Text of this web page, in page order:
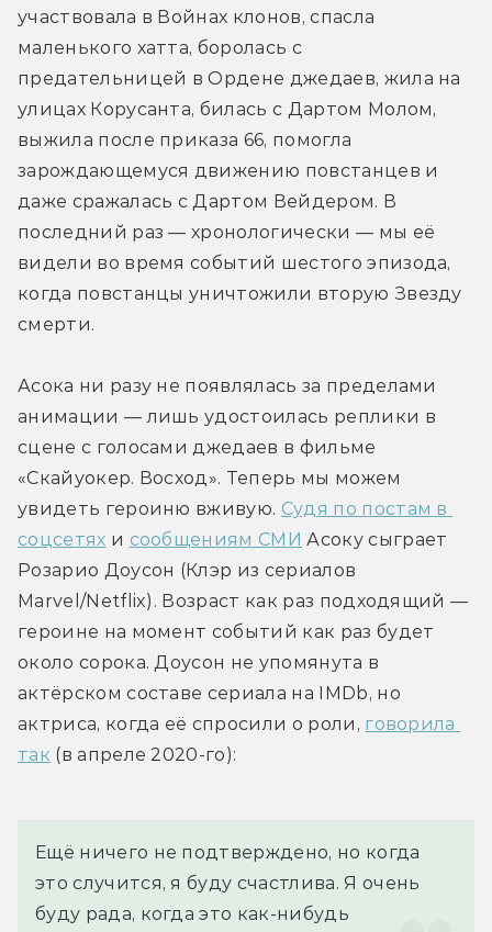
участвовала в Войнах клонов, спасла
маленького хатта, боролась с
предательницей в Ордене джедаев, жила на
улицах Корусанта, билась с Дартом Молом,
выжила после приказа 66, помогла
зарождающемуся движению повстанцев и
даже сражалась с Дартом Вейдером. В
последний раз — хронологически — мы её
видели во время событий шестого эпизода,
когда повстанцы уничтожили вторую Звезду
смерти.
Асока ни разу не появлялась за пределами
анимации — лишь удостоилась реплики в
сцене с голосами джедаев в фильме
«Скайуокер. Восход». Теперь мы можем
увидеть героиню вживую. Судя по постам в
соцсетях и сообщениям СМИ Асоку сыграет
Розарио Доусон (Клэр из сериалов
Marvel/Netflix). Возраст как раз подходящий —
героине на момент событий как раз будет
около сорока. Доусон не упомянута в
актёрском составе сериала на IMDb, но
актриса, когда её спросили о роли, говорила
так (в апреле 2020-го):
Ещё ничего не подтверждено, но когда
это случится, я буду счастлива. Я очень
буду рада, когда это как-нибудь